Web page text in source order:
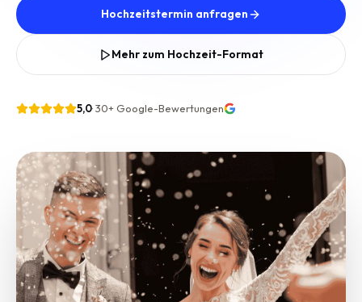
Hochzeitstermin anfragen
Mehr zum Hochzeit-Format
5,0·30+Google-Bewertungen